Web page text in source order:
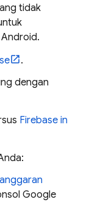
tidak
.
dengan
Firebase in
Google